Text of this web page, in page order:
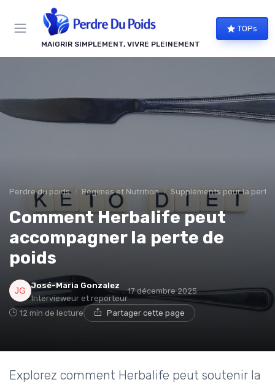
MAIGRIR SIMPLEMENT, VIVRE PLEINEMENT
TOPs
Perdre du poids Régimes et Nutrition Suppléments pour la perte
Comment Herbalife peut
accompagner la perte de
poids
José-Maria Gonzalez
Intervieweur et reporteur
17 décembre 2025
12 min de lecture Partager cette page
Explorez comment Herbalife peut soutenir la
Panneau de gestion des cookies